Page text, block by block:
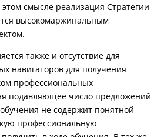
смысле реализация Стратегии
высокомаржинальным
также и отсутствие для
навигаторов для получения
профессиональных
подавляющее число предложений
не содержит понятной
профессиональную